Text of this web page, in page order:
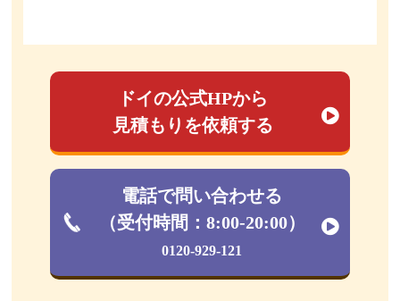
ドイの公式HPから
見積もりを依頼する
電話で問い合わせる
（受付時間：8:00-20:00）
0120-929-121